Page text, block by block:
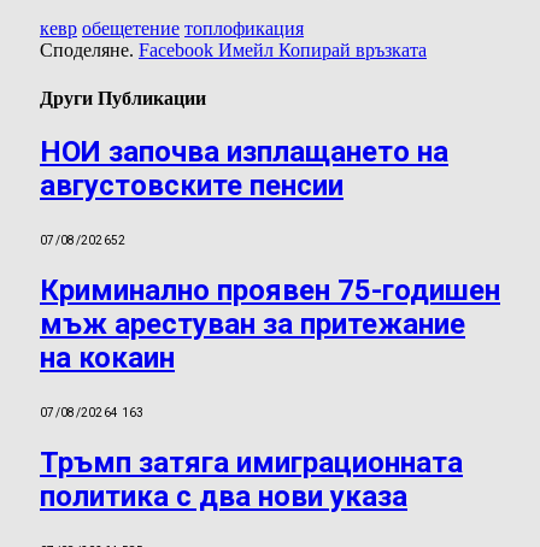
кевр обещетение топлофикация
Споделяне. Facebook Имейл Копирай връзката
Други Публикации
НОИ започва изплащането на
августовските пенсии
07/08/202652
Криминално проявен 75-годишен
мъж арестуван за притежание
на кокаин
07/08/20264 163
Тръмп затяга имиграционната
политика с два нови указа